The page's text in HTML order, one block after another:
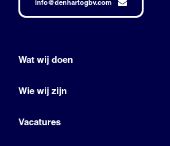
info@denhartogbv.com
Wat wij doen
Wie wij zijn
Vacatures